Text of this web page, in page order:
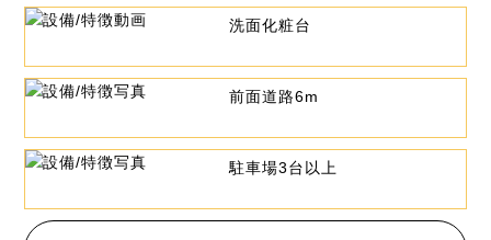
洗面化粧台
前面道路6m
駐車場3台以上